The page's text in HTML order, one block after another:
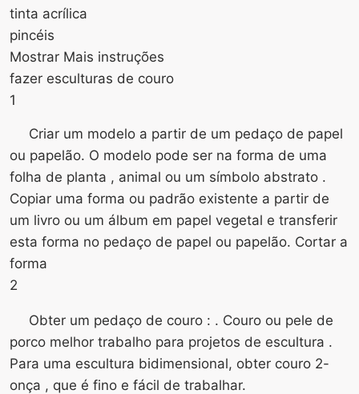
tinta acrílica
pincéis
Mostrar Mais instruções
fazer esculturas de couro
1
Criar um modelo a partir de um pedaço de papel
ou papelão. O modelo pode ser na forma de uma
folha de planta , animal ou um símbolo abstrato .
Copiar uma forma ou padrão existente a partir de
um livro ou um álbum em papel vegetal e transferir
esta forma no pedaço de papel ou papelão. Cortar a
forma
2
Obter um pedaço de couro : . Couro ou pele de
porco melhor trabalho para projetos de escultura .
Para uma escultura bidimensional, obter couro 2-
onça , que é fino e fácil de trabalhar.